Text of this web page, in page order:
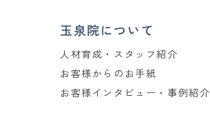
玉泉院について
人材育成・スタッフ紹介
お客様からのお手紙
お客様インタビュー・事例紹介